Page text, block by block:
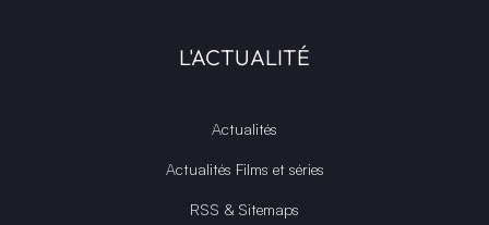
L'ACTUALITÉ
Actualités
Actualités Films et séries
RSS & Sitemaps